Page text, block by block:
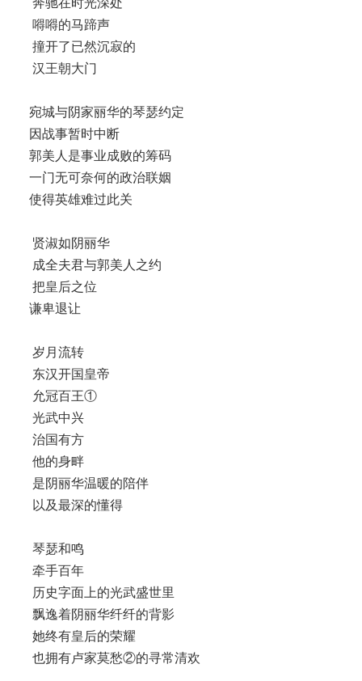
嘚嘚的马蹄声
撞开了已然沉寂的
汉王朝大门
宛城与阴家丽华的琴瑟约定
因战事暂时中断
郭美人是事业成败的筹码
一门无可奈何的政治联姻
使得英雄难过此关
贤淑如阴丽华
成全夫君与郭美人之约
把皇后之位
谦卑退让
岁月流转
东汉开国皇帝
允冠百王①
光武中兴
治国有方
他的身畔
是阴丽华温暖的陪伴
以及最深的懂得
琴瑟和鸣
牵手百年
历史字面上的光武盛世里
飘逸着阴丽华纤纤的背影
她终有皇后的荣耀
也拥有卢家莫愁②的寻常清欢